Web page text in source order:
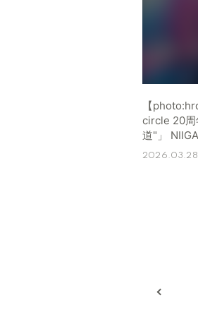
【
circle 20周
道"」
2026.03.28